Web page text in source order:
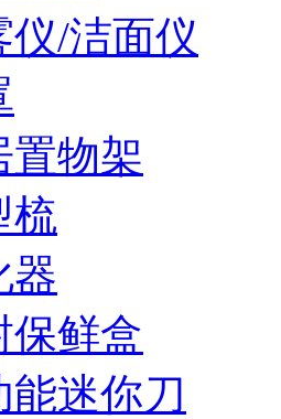
仪/洁面仪
置物架
梳
器
保鲜盒
能迷你刀